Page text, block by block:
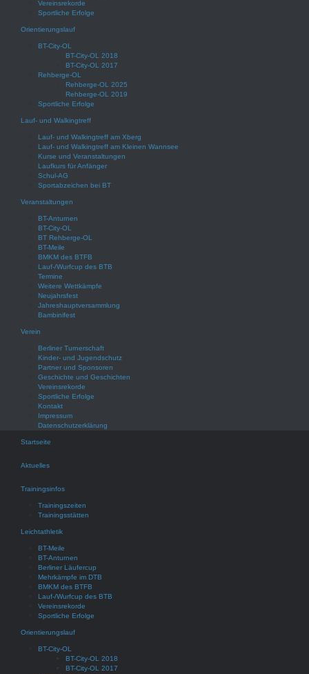
Vereinsrekorde
Sportliche Erfolge
Orientierungslauf
BT-City-OL
BT-City-OL 2018
BT-City-OL 2017
Rehberge-OL
Rehberge-OL 2025
Rehberge-OL 2019
Sportliche Erfolge
Lauf- und Walkingtreff
Lauf- und Walkingtreff am Xberg
Lauf- und Walkingtreff am Kleinen Wannsee
Kurse und Veranstaltungen
Laufkurs für Anfänger
Schul-AG
Sportabzeichen bei BT
Veranstaltungen
BT-Anturnen
BT-City-OL
BT Rehberge-OL
BT-Meile
BMKM des BTFB
Lauf-/Wurfcup des BTB
Termine
Weitere Wettkämpfe
Neujahrsfest
Jahreshauptversammlung
Bambinifest
Verein
Berliner Turnerschaft
Kinder- und Jugendschutz
Partner und Sponsoren
Geschichte und Geschichten
Vereinsrekorde
Sportliche Erfolge
Kontakt
Impressum
Datenschutzerklärung
Startseite
Aktuelles
Trainingsinfos
Trainingszeiten
Trainingsstätten
Leichtathletik
BT-Meile
BT-Anturnen
Berliner Läufercup
Mehrkämpfe im DTB
BMKM des BTFB
Lauf-/Wurfcup des BTB
Vereinsrekorde
Sportliche Erfolge
Orientierungslauf
BT-City-OL
BT-City-OL 2018
BT-City-OL 2017